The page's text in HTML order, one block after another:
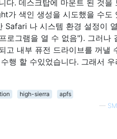
다. 데스크탑에 마운트 된 것을
가 색인 생성을 시도했을 수도
Safari 나 시스템 환경 설정이
로그램을 열 수 없음"). 그러나
고 내부 퓨전 드라이브를 꺼낼
행 할 수있었습니다. 그래서
high-sierra
apfs
—